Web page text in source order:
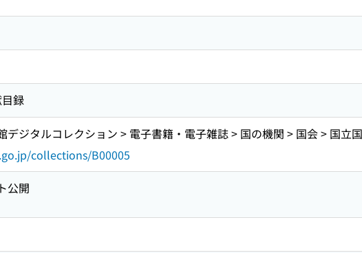
録
デジタルコレクション > 電子書籍・電子雑誌 > 国の機関 > 国会 > 国立
collections/B00005
公開